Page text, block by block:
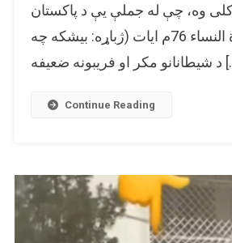
یي
مراسمو
کې
پاکستان
قران
ایات
تلاوت
وه، چې له جملې یې د پاکستان
استازو ته د سورة النساء 76م ایات (ژباړه: بیشکه چه
[…]
Continue Reading